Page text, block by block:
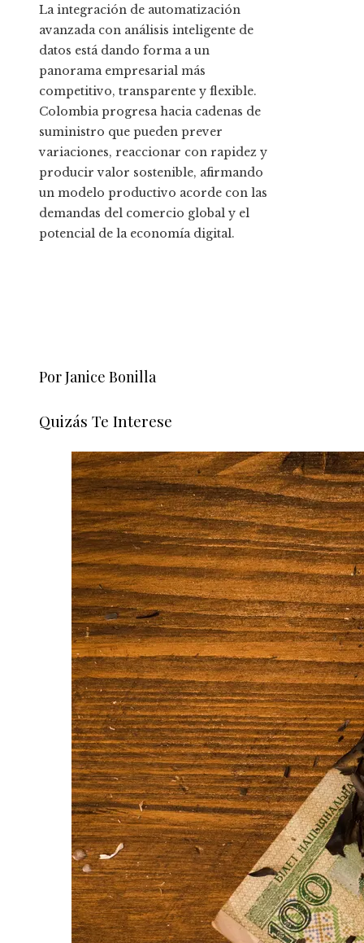
La integración de automatización
avanzada con análisis inteligente de
datos está dando forma a un
panorama empresarial más
competitivo, transparente y flexible.
Colombia progresa hacia cadenas de
suministro que pueden prever
variaciones, reaccionar con rapidez y
producir valor sostenible, afirmando
un modelo productivo acorde con las
demandas del comercio global y el
potencial de la economía digital.
Por Janice Bonilla
Quizás Te Interese